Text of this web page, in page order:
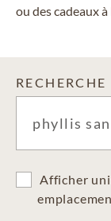
ou des cadeaux
RECHERCHE
Afficher